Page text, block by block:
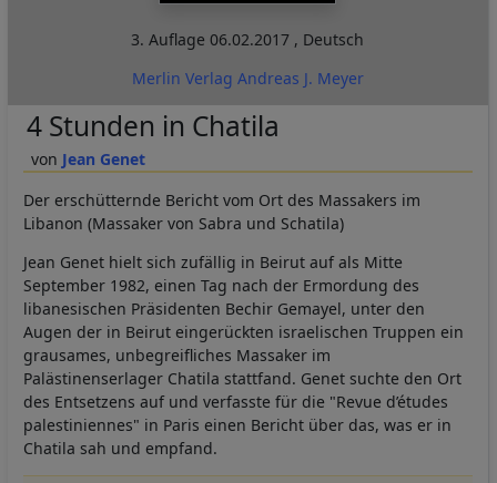
3. Auflage06.02.2017 , Deutsch
Merlin Verlag Andreas J. Meyer
Jean Genet
4 Stunden in Chatila
Der erschütternde Bericht vom Ort des Massakers im
Libanon (Massaker von Sabra und Schatila)
Jean Genet hielt sich zufällig in Beirut auf als Mitte
September 1982, einen Tag nach der Ermordung des
libanesischen Präsidenten Bechir Gemayel, unter den
Augen der in Beirut eingerückten israelischen Truppen ein
grausames, unbegreifliches Massaker im
Palästinenserlager Chatila stattfand. Genet suchte den Ort
des Entsetzens auf und verfasste für die "Revue d’études
palestiniennes" in Paris einen Bericht über das, was er in
Chatila sah und empfand.